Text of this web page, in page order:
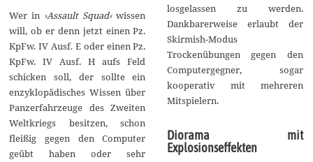
Wer in ›Assault Squad‹wissen
will, ob er denn jetzt einen Pz.
KpFw. IV Ausf. E oder einen Pz.
KpFw. IV Ausf. H aufs Feld
schicken soll, der sollte ein
enzyklopädisches Wissen über
Panzerfahrzeuge des Zweiten
Weltkriegs besitzen, schon
fleißig gegen den Computer
geübt haben oder sehr
losgelassen zu werden.
Dankbarerweise erlaubt der
Skirmish-Modus
Trockenübungen gegen den
Computergegner, sogar
kooperativ mit mehreren
Mitspielern.
Diorama mit
Explosionseffekten